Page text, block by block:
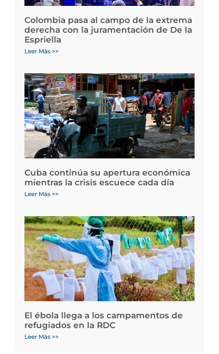
Colombia pasa al campo de la extrema
derecha con la juramentación de De la
Espriella
Leer Más >>
Cuba continúa su apertura económica
mientras la crisis escuece cada día
Leer Más >>
El ébola llega a los campamentos de
refugiados en la RDC
Leer Más >>